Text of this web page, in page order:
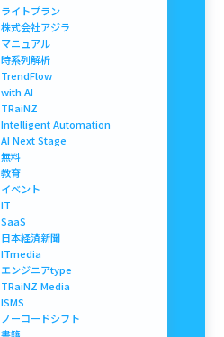
ライトプラン
株式会社アジラ
マニュアル
時系列解析
TrendFlow
with AI
TRaiNZ
Intelligent Automation
AI Next Stage
無料
教育
イベント
IT
SaaS
日本経済新聞
ITmedia
エンジニアtype
TRaiNZ Media
ISMS
ノーコードシフト